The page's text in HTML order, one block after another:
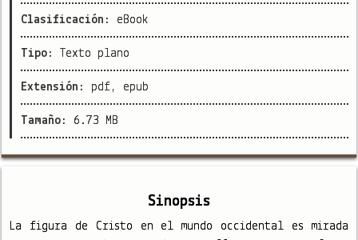
Clasificación: eBook
Tipo: Texto plano
Extensión: pdf, epub
Tamaño: 6.73 MB
Sinopsis
La figura de Cristo en el mundo occidental es mirada